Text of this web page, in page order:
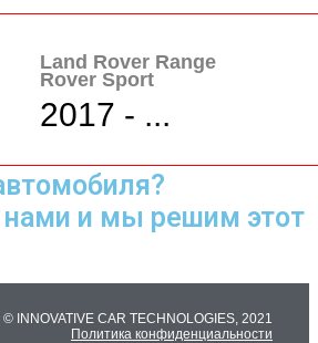
Land Rover Range
Rover Sport
2017 - ...
нами и мы решим этот
© INNOVATIVE CAR TECHNOLOGIES, 2021
Политика конфиденциальности